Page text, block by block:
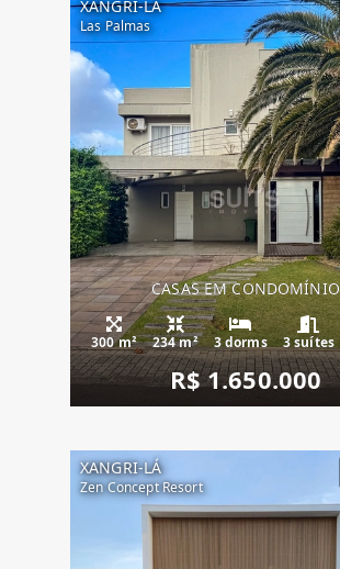
XANGRI-LÁ
Las Palmas
CASAS EM CONDOMÍNIO
300 m² 234 m² 3 dorms 3 suítes
R$ 1.650.000
XANGRI-LÁ
Zen Concept Resort